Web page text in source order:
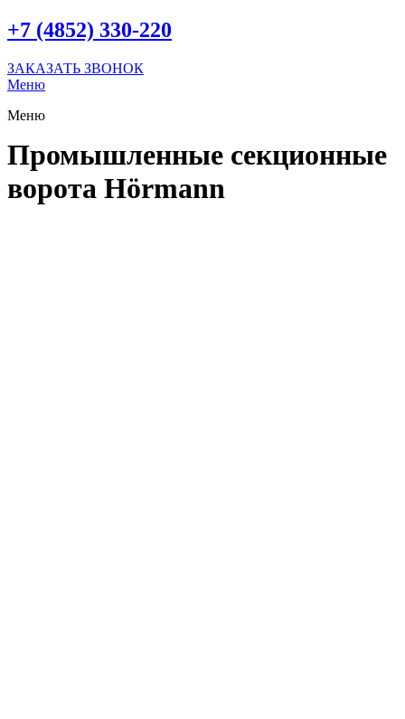
+7 (4852) 330-220
ЗАКАЗАТЬ ЗВОНОК
Меню
Меню
Промышленные секционные
ворота Hörmann